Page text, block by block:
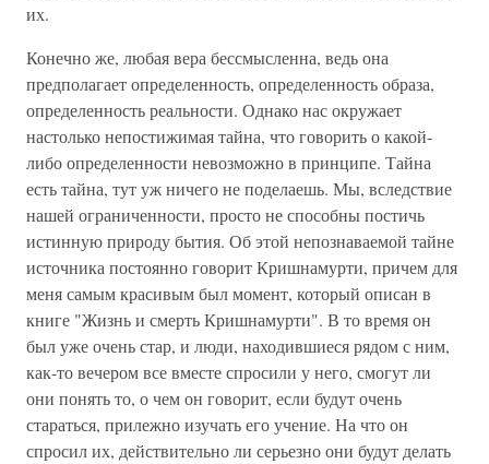
их.
Конечно же, любая вера бессмысленна, ведь она
предполагает определенность, определенность образа,
определенность реальности. Однако нас окружает
настолько непостижимая тайна, что говорить о какой-
либо определенности невозможно в принципе. Тайна
есть тайна, тут уж ничего не поделаешь. Мы, вследствие
нашей ограниченности, просто не способны постичь
истинную природу бытия. Об этой непознаваемой тайне
источника постоянно говорит Кришнамурти, причем для
меня самым красивым был момент, который описан в
книге "Жизнь и смерть Кришнамурти". В то время он
был уже очень стар, и люди, находившиеся рядом с ним,
как-то вечером все вместе спросили у него, смогут ли
они понять то, о чем он говорит, если будут очень
стараться, прилежно изучать его учение. На что он
спросил их, действительно ли серьезно они будут делать